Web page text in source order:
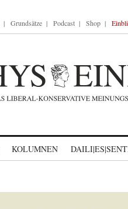
Grundsätze Podcast Shop
KOLUMNEN